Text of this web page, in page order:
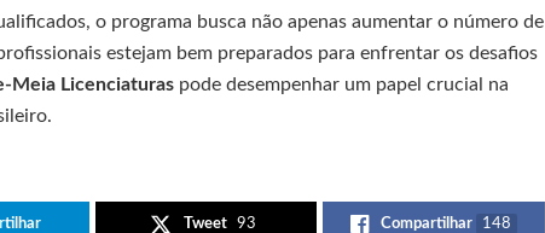
o programa busca não apenas aumentar o número de
estejam bem preparados para enfrentar os desafios
Meia Licenciaturas pode desempenhar um papel crucial na
Tweet 93 Compartilhar 148